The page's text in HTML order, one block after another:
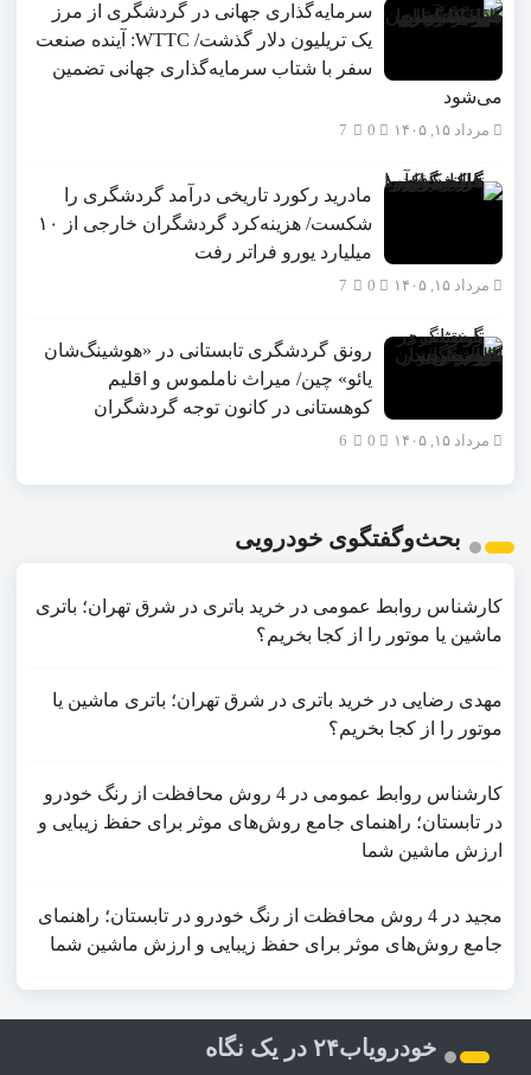
سرمایه‌گذاری جهانی در گردشگری از مرز
یک تریلیون دلار گذشت/ WTTC: آینده صنعت
سفر با شتاب سرمایه‌گذاری جهانی تضمین
می‌شود
مرداد ۱۵, ۱۴۰۵ 7
مادرید رکورد تاریخی درآمد گردشگری را
شکست/ هزینه‌کرد گردشگران خارجی از ۱۰
میلیارد یورو فراتر رفت
مرداد ۱۵, ۱۴۰۵ 7
رونق گردشگری تابستانی در «هوشینگ‌شان
یائو» چین/ میراث ناملموس و اقلیم
کوهستانی در کانون توجه گردشگران
مرداد ۱۵, ۱۴۰۵ 6
بحث‌وگفتگوی خودرویی
کارشناس روابط عمومی در خرید باتری در شرق تهران؛ باتری
ماشین یا موتور را از کجا بخریم؟
مهدی رضایی در خرید باتری در شرق تهران؛ باتری ماشین یا
موتور را از کجا بخریم؟
کارشناس روابط عمومی در
4 روش محافظت از رنگ خودرو
در تابستان؛ راهنمای جامع روش‌های موثر برای حفظ زیبایی و
ارزش ماشین شما
مجید در
4 روش محافظت از رنگ خودرو در تابستان؛ راهنمای
جامع روش‌های موثر برای حفظ زیبایی و ارزش ماشین شما
خودرویاب۲۴ در یک نگاه